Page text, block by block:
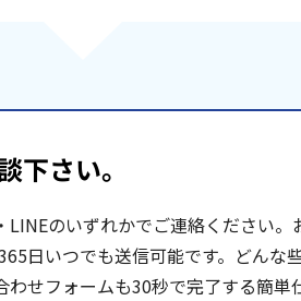
下さい。
LINEのいずれかでご連絡ください。
日いつでも送信可能です。どんな
せフォームも30秒で完了する簡単